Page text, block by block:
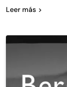
Leer más